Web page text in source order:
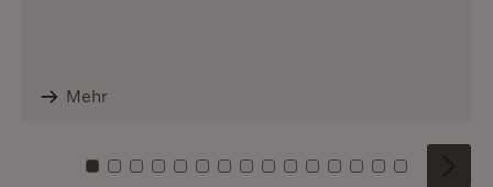
Mehr
Zu Kachel: 0
Zu Kachel: 1
Zu Kachel: 2
Zu Kachel: 3
Zu Kachel: 4
Zu Kachel: 5
Zu Kachel: 6
Zu Kachel: 7
Zu Kachel: 8
Zu Kachel: 9
Zu Kachel: 10
Zu Kachel: 11
Zu Kachel: 12
Zu Kachel:
Zu